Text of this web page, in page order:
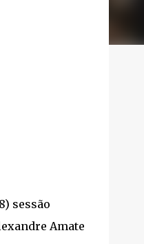
sessão
Amate